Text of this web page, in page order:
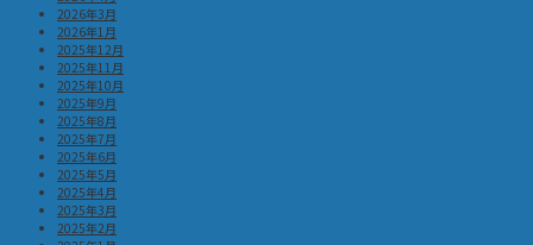
2026年3月
2026年1月
2025年12月
2025年11月
2025年10月
2025年9月
2025年8月
2025年7月
2025年6月
2025年5月
2025年4月
2025年3月
2025年2月